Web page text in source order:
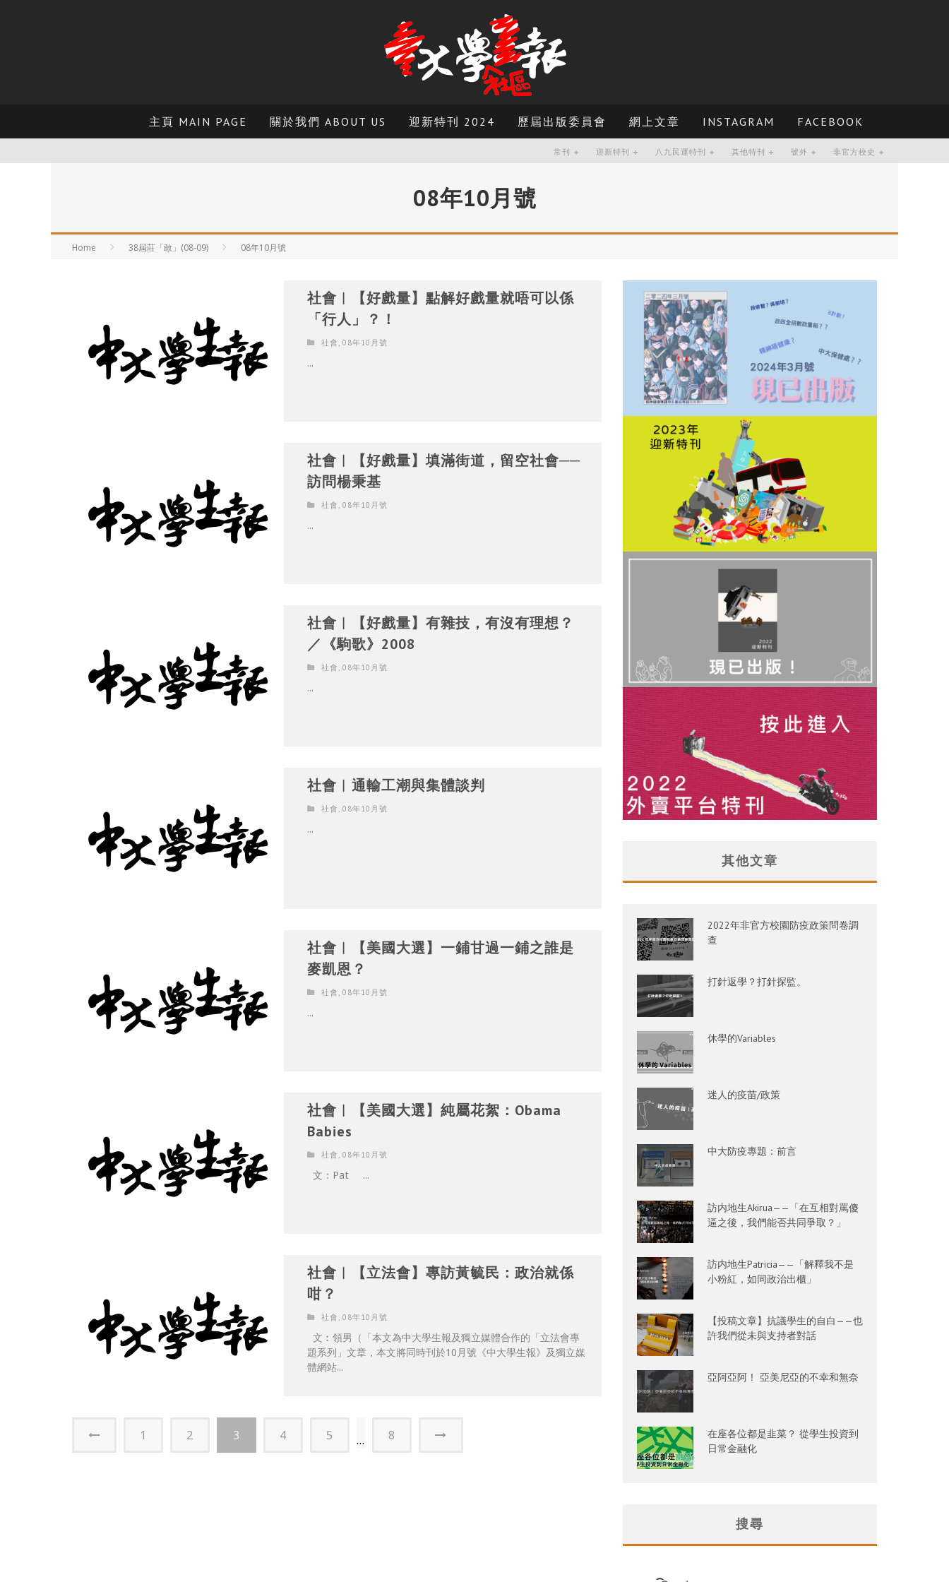
主頁 MAIN PAGE 關於我們 ABOUT US 迎新特刊 2024 歷屆出版委員會 網上文章 INSTAGRAM FACEBOOK
常刊 迎新特刊 八九民運特刊 其他特刊 號外 非官方校史
08年10月號
Home 38屆莊「敢」(08-09) 08年10月號
社會︳【好戲量】點解好戲量就唔可以係
「行人」？！
社會 , 08年10月號
...
社會︳【好戲量】填滿街道，留空社會──
訪問楊秉基
社會 , 08年10月號
...
社會︳【好戲量】有雜技，有沒有理想？
／《駒歌》2008
社會 , 08年10月號
...
社會︳通輸工潮與集體談判
社會 , 08年10月號
...
社會︳【美國大選】一鋪甘過一鋪之誰是
麥凱恩？
社會 , 08年10月號
...
社會︳【美國大選】純屬花絮：Obama
Babies
社會 , 08年10月號
文：Pat ...
社會︳【立法會】專訪黃毓民：政治就係
咁？
社會 , 08年10月號
文︰領男（「本文為中大學生報及獨立媒體合作的「立法會專
題系列」文章，本文將同時刊於10月號《中大學生報》及獨立媒
體網站...
1 2 3 4 5 ... 8
其他文章
2022年非官方校園防疫政策問卷調
查
打針返學？打針探監。
休學的Variables
迷人的疫苗/政策
中大防疫專題：前言
訪内地生Akirua——「在互相對罵傻
逼之後，我們能否共同爭取？」
訪内地生Patricia——「解釋我不是
小粉紅，如同政治出櫃」
【投稿文章】抗議學生的自白——也
許我們從未與支持者對話
亞阿亞阿！ 亞美尼亞的不幸和無奈
在座各位都是韭菜？ 從學生投資到
日常金融化
搜尋